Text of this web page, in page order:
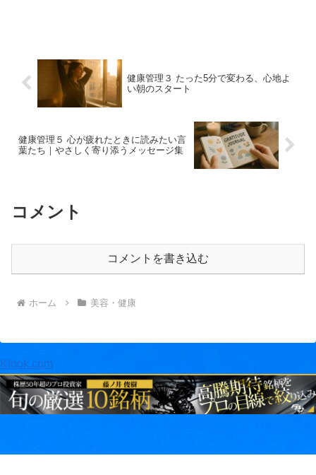
健康管理３ たった5分で変わる、心地よ
い朝のスタート
健康管理５ 心が疲れたときに読みたい言
葉たち｜やさしく寄り添うメッセージ集
コメント
コメントを書き込む
ホーム 美容・健康
Klook.com